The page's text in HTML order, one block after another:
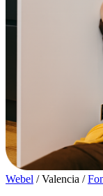
Webel / Valencia /